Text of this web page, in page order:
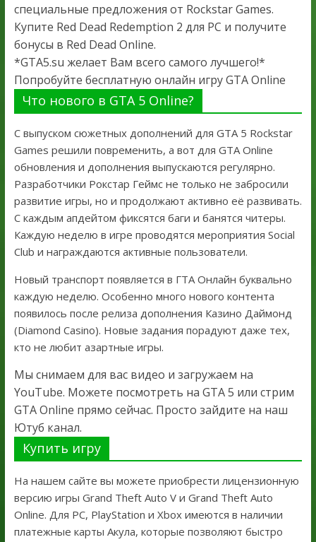
специальные предложения от Rockstar Games.
Купите Red Dead Redemption 2 для PC и получите
бонусы в Red Dead Online.
*GTA5.su желает Вам всего самого лучшего!*
Попробуйте бесплатную онлайн игру GTA Online
Что нового в GTA 5 Online?
С выпуском сюжетных дополнений для GTA 5 Rockstar
Games решили повременить, а вот для GTA Online
обновления и дополнения выпускаются регулярно.
Разработчики Рокстар Геймс не только не забросили
развитие игры, но и продолжают активно её развивать.
С каждым апдейтом фиксятся баги и банятся читеры.
Каждую неделю в игре проводятся мероприятия Social
Club и награждаются активные пользователи.
Новый транспорт появляется в ГТА Онлайн буквально
каждую неделю. Особенно много нового контента
появилось после релиза дополнения Казино Даймонд
(Diamond Casino). Новые задания порадуют даже тех,
кто не любит азартные игры.
Мы снимаем для вас видео и загружаем на
YouTube. Можете посмотреть на GTA 5 или стрим
GTA Online прямо сейчас. Просто зайдите на наш
Ютуб канал.
Купить игру
На нашем сайте вы можете приобрести лицензионную
версию игры Grand Theft Auto V и Grand Theft Auto
Online. Для PC, PlayStation и Xbox имеются в наличии
платежные карты Акула, которые позволяют быстро